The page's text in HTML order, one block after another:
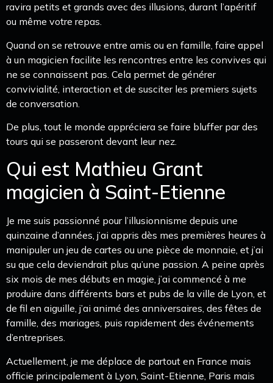
ravira petits et grands avec des illusions, durant l’apéritif
ou même votre repas.
Quand on se retrouve entre amis ou en famille, faire appel
à un magicien facilite les rencontres entre les convives qui
ne se connaissent pas. Cela permet de générer
convivialité, interaction et de susciter les premiers sujets
de conversation.
De plus, tout le monde appréciera se faire bluffer par des
tours qui se passeront devant leur nez.
Qui est Mathieu Grant
magicien à Saint-Etienne
Je me suis passionné pour l’illusionnisme depuis une
quinzaine d’années, j’ai appris dès mes premières heures à
manipuler un jeu de cartes ou une pièce de monnaie, et j’ai
su que cela deviendrait plus qu’une passion. A peine après
six mois de mes débuts en magie, j’ai commencé à me
produire dans différents bars et pubs de la ville de Lyon, et
de fil en aiguille, j’ai animé des anniversaires, des fêtes de
famille, des mariages, puis rapidement des événements
d’entreprises.
Actuellement, je me déplace de partout en France mais
officie principalement à Lyon, Saint-Etienne, Paris mais